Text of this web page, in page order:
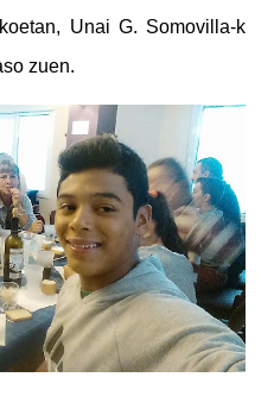
Unai G. Somovilla-k
zuen.